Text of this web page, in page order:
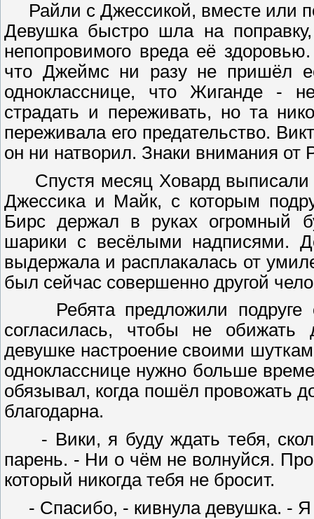
Райли с Джессикой, вместе или
Девушка быстро шла на
непопровимого вреда её
что Джеймс ни разу не пришёл
однокласснице, что Жиганде -
страдать и переживать, но та
переживала его предательство.
он ни натворил. Знаки внимания
Спустя месяц Ховард выписали
Джессика и Майк, с которым
Бирс держал в руках огромный
шарики с весёлыми надписями.
выдержала и расплакалась от
был сейчас совершенно другой
Ребята предложили подруге
согласилась, чтобы не обижать
девушке настроение своими
однокласснице нужно больше
обязывал, когда пошёл провожать
благодарна.
- Вики, я буду ждать тебя,
парень. - Ни о чём не волнуйся.
который никогда тебя не бросит.
- Спасибо, - кивнула девушка. - Я